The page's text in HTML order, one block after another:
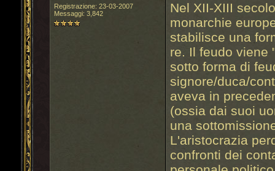
Registrazione: 23-03-2007
Messaggi: 3,842
Nel XII-XIII
monarchie
stabilisce una
re. Il feudo viene
sotto forma di
signore/duca/
aveva in
(ossia dai suoi
una
L'aristocrazia
confronti dei